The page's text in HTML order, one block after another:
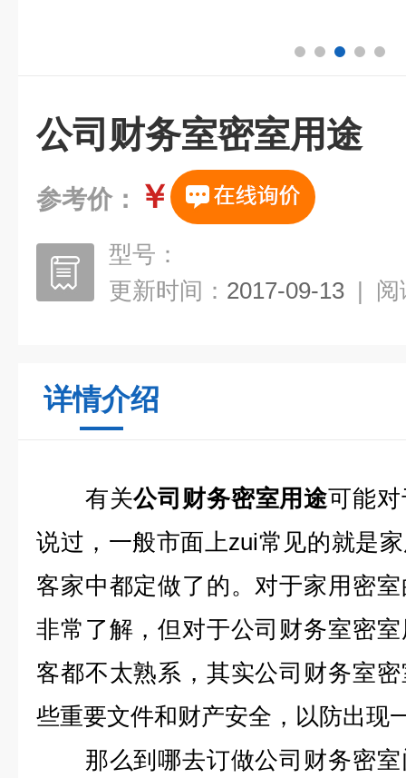
公司财务室密室用途
参考价： ￥
型号：
更新时间： 2017-09-13 | 阅
详情介绍
有关公司财务密室用途可能
说过，一般市面上zui常见的就是
客家中都定做了的。对于家用密
非常了解，但对于公司财务室密
客都不太熟系，其实公司财务室
些重要文件和财产安全，以防出现
那么到哪去订做公司财务密室